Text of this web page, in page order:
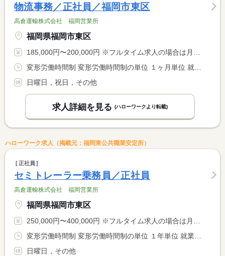
物流事務／正社員／福岡市東区
高倉運輸株式会社 福岡営業所
福岡県福岡市東区
185,000円〜200,000円 ※フルタイム求人の場合は月額（換算額）、パート求人の場合は時間額を表示しています。
日曜日，祝日，その他
求人詳細を見る (ハローワークより転載)
ハローワーク求人（掲載元：福岡東公共職業安定所）
正社員
セミトレーラー乗務員／正社員
高倉運輸株式会社 福岡営業所
福岡県福岡市東区
250,000円〜400,000円 ※フルタイム求人の場合は月額（換算額）、パート求人の場合は時間額を表示しています。
日曜日，その他